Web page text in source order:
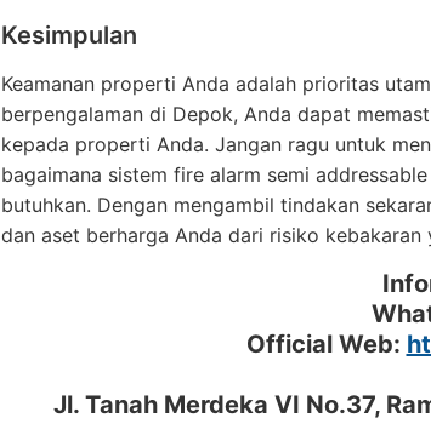
Kesimpulan
Keamanan properti Anda adalah prioritas
berpengalaman di Depok, Anda dapat
kepada properti Anda. Jangan ragu untuk
bagaimana sistem fire alarm semi
butuhkan. Dengan mengambil tindakan
dan aset berharga Anda dari risiko kebakaran
Official Web:
Jl. Tanah Merdeka VI No.37,